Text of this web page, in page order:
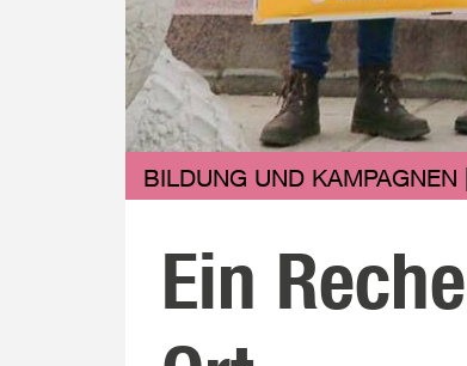
BILDUNG UND
Ein